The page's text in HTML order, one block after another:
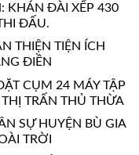
KHÁN ĐÀI XẾP 430
ĐẤU.
THIỆN TIỆN ÍCH
ĐIỀN
CỤM 24 MÁY TẬP
TRẤN THỦ THỪA
SỰ HUYỆN BÙ GIA
TRỜI